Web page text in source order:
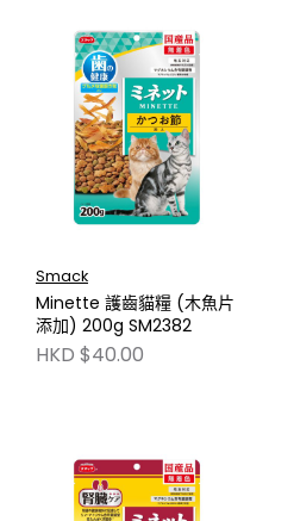
Smack
Minette 護齒貓糧 (木魚片
添加) 200g SM2382
HKD $40.00